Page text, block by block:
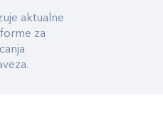
aktualne
za